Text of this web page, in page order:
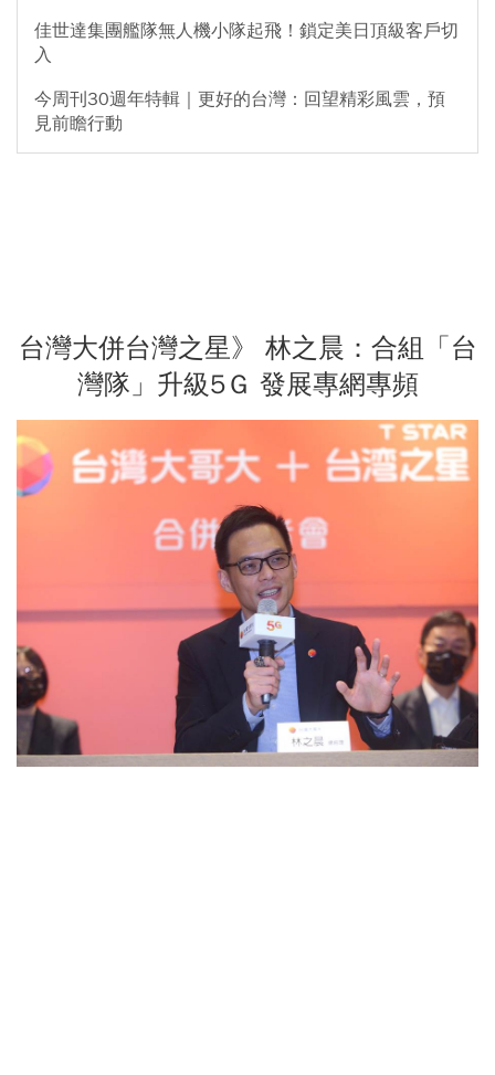
佳世達集團艦隊無人機小隊起飛！鎖定美日頂級客戶切
入
今周刊30週年特輯｜更好的台灣：回望精彩風雲，預
見前瞻行動
台灣大併台灣之星》 林之晨：合組「台
灣隊」升級5Ｇ 發展專網專頻